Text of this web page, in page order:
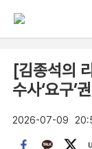
[김종석의
수사‘요구’
2026-07-09